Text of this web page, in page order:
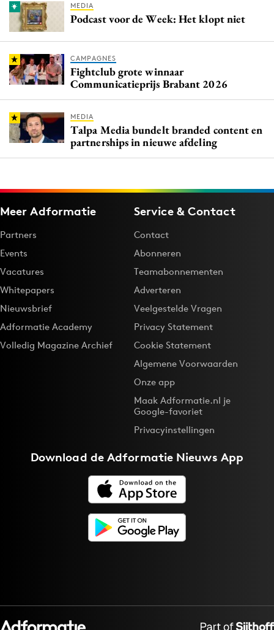
MEDIA
Podcast voor de Week: Het klopt niet
CAMPAGNES
Fightclub grote winnaar
Communicatieprijs Brabant 2026
MEDIA
Talpa Media bundelt branded content en
partnerships in nieuwe afdeling
Meer Adformatie
Partners
Events
Vacatures
Whitepapers
Nieuwsbrief
Adformatie Academy
Volledig Magazine Archief
Service & Contact
Contact
Abonneren
Teamabonnementen
Adverteren
Veelgestelde Vragen
Privacy Statement
Cookie Statement
Algemene Voorwaarden
Onze app
Maak Adformatie.nl je
Google-favoriet
Privacyinstellingen
Download deAdformatie Nieuws App